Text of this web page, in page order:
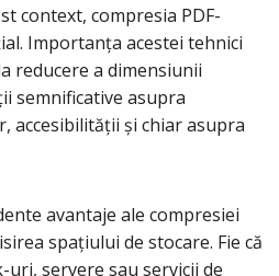
context, compresia PDF-
Importanța acestei tehnici
reducere a dimensiunii
semnificative asupra
accesibilității și chiar asupra
avantaje ale compresiei
spațiului de stocare. Fie că
servere sau servicii de